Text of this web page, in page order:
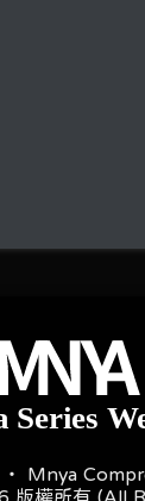
‧ Mnya
版權所有 (All